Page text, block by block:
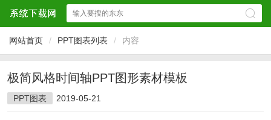
网站首页 / PPT图表列表 / 内容
极简风格时间轴PPT图形素材模板
PPT图表 2019-05-21